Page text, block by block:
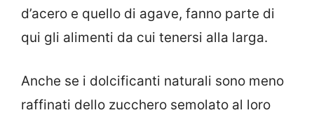
d’acero e quello di agave, fanno parte di
qui gli alimenti da cui tenersi alla larga.
Anche se i dolcificanti naturali sono meno
raffinati dello zucchero semolato al loro